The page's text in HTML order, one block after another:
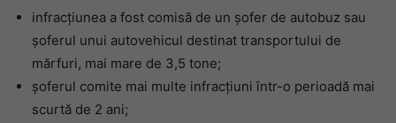
infracțiunea a fost comisă de un șofer de autobuz sau
șoferul unui autovehicul destinat transportului de
mărfuri, mai mare de 3,5 tone;
șoferul comite mai multe infracțiuni într-o perioadă mai
scurtă de 2 ani;